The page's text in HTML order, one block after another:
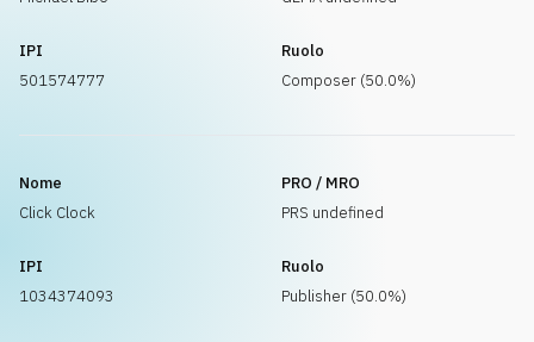
IPI
501574777
Ruolo
Composer (50.0%)
Nome
Click Clock
PRO / MRO
PRS undefined
IPI
1034374093
Ruolo
Publisher (50.0%)